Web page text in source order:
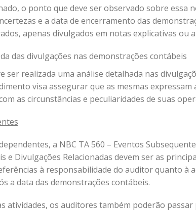
o ponto que deve ser observado sobre essa
e a data de encerramento das
apenas divulgados em notas explicativas ou
das divulgações nas demonstrações contábeis
ser realizada uma análise detalhada nas
visa assegurar que as mesmas
as circunstâncias e peculiaridades de suas
a NBC TA 560 – Eventos
e Divulgações Relacionadas devem ser as
à responsabilidade do auditor quanto à
a data das demonstrações contábeis.
atividades, os auditores também poderão